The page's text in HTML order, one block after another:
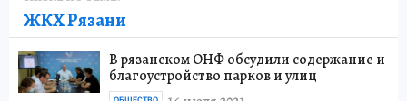
ЖКХ Рязани
В рязанском ОНФ обсудили содержание и
благоустройство парков и улиц